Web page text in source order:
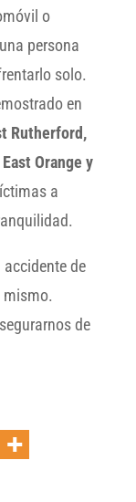
o
persona
solo.
en
Rutherford,
Orange y
a
de
mismo.
de